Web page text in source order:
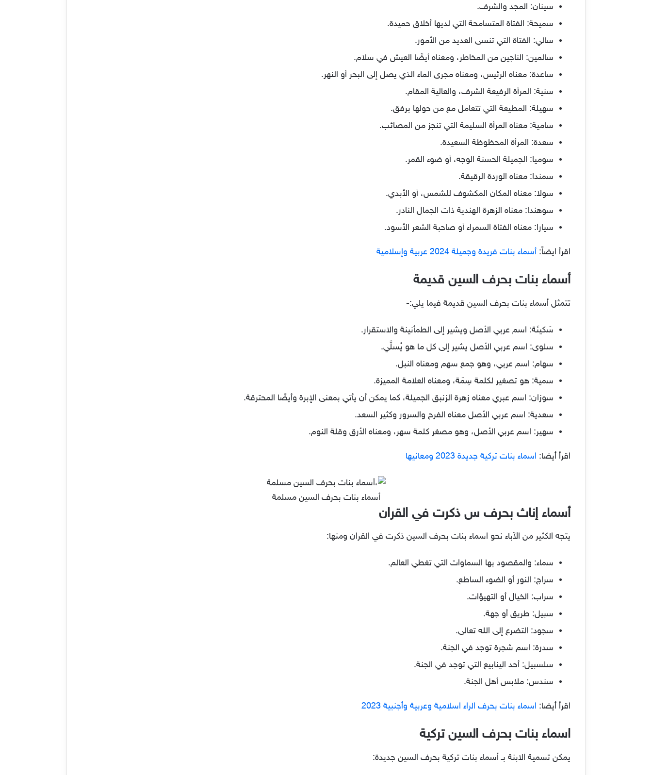
سينان: المجد والشرف.
سميحة: الفتاة المتسامحة التي لديها أخلاق حميدة.
سالي: الفتاة التي تنسى العديد من الأمور.
سالمين: الناجين من المخاطر، ومعناه أيضًا العيش في سلام.
ساعدة: معناه الرئيس، ومعناه مجرى الماء الذي يصل إلى البحر أو النهر.
سنية: المرأة الرفيعة الشرف، والعالية المقام.
سهيلة: المطيعة التي تتعامل مع من حولها برفق.
سامية: معناه المرأة السليمة التي تنجز من المصائب.
سعدة: المرأة المحظوظة السعيدة.
سوميا: الجميلة الحسنة الوجه، أو ضوء القمر.
سمندا: معناه الوردة الرقيقة.
سولا: معناه المكان المكشوف للشمس، أو الأبدي.
سوهندا: معناه الزهرة الهندية ذات الجمال النادر.
سيارا: معناه الفتاة السمراء أو صاحبة الشعر الأسود.
اقرأ ايضاً: أسماء بنات فريدة وجميلة 2024 عربية وإسلامية
أسماء بنات بحرف السين قديمة
تتمثل أسماء بنات بحرف السين قديمة فيما يلي:-
سَكينَة: اسم عربي الأصل ويشير إلى الطمأنينة والاستقرار.
سلوى: اسم عربي الأصل يشير إلى كل ما هو يُسلَّي.
سهام: اسم عربي، وهو جمع سهم ومعناه النبل.
سمية: هو تصغير لكلمة سِمَة، ومعناه العلامة المميزة.
سوزان: اسم عبري معناه زهرة الزنبق الجميلة، كما يمكن أن يأتي بمعنى الإبرة وأيضًا المحترقة.
سعدية: اسم عربي الأصل معناه الفرح والسرور وكثير السعد.
سهير: اسم عربي الأصل، وهو مصغر كلمة سهر، ومعناه الأرق وقلة النوم.
اقرأ أيضا: اسماء بنات تركية جديدة 2023 ومعانيها
أسماء بنات بحرف السين مسلمة
أسماء إناث بحرف س ذكرت في القران
يتجه الكثير من الآباء نحو اسماء بنات بحرف السين ذكرت في القران ومنها:
سماء: والمقصود بها السماوات التي تغطي العالم.
سراج: النور أو الضوء الساطع.
سراب: الخيال أو التهيؤات.
سبيل: طريق أو جهة.
سجود: التضرع إلى الله تعالى.
سدرة: اسم شجرة توجد في الجنة.
سلسبيل: أحد الينابيع التي توجد في الجنة.
سندس: ملابس أهل الجنة.
اقرأ أيضا: اسماء بنات بحرف الراء اسلامية وعربية وأجنبية 2023
اسماء بنات بحرف السين تركية
يمكن تسمية الابنة بـ أسماء بنات تركية بحرف السين جديدة: